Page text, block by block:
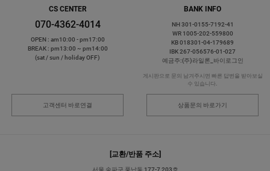
CS CENTER
070-4362-4014
OPEN : am10:00 - pm17:00
BREAK : pm13:00 ~ pm14:00
(sat / sun / holiday OFF)
BANK INFO
NH 301-0155-7192-41
WR 1005-202-559800
KB 018301-04-179689
IBK 267-056576-01-027
예금주:(주)라일론_바이로그인
게시판으로 문의 남겨주시면 빠른 답변을 받아보실
수 있습니다.
고객센터 바로연결 상품문의 바로가기
[교환/반품 주소]